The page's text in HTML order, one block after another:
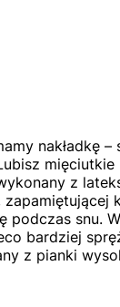
nakładkę –
mięciutkie
z
podczas snu.
bardziej
z pianki